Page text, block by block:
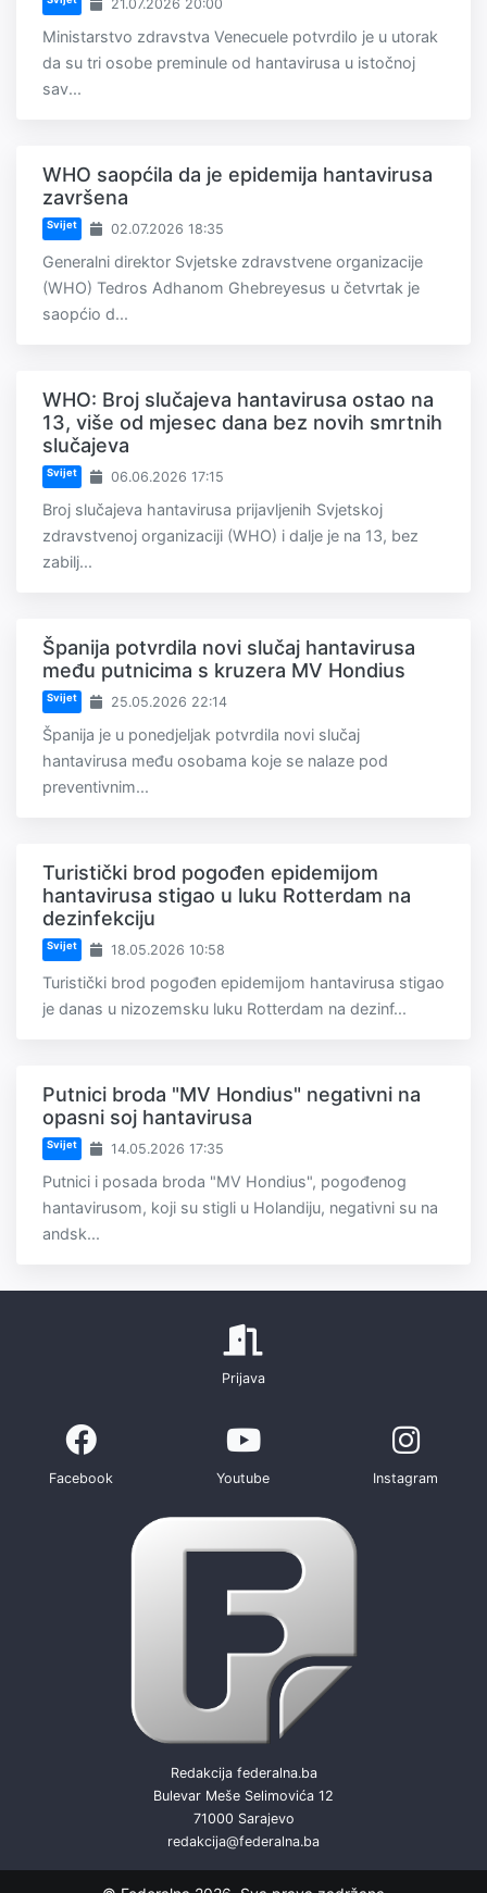
21.07.2026 20:00
Ministarstvo zdravstva Venecuele potvrdilo je u utorak
da su tri osobe preminule od hantavirusa u istočnoj
sav...
WHO saopćila da je epidemija hantavirusa
završena
Svijet 02.07.2026 18:35
Generalni direktor Svjetske zdravstvene organizacije
(WHO) Tedros Adhanom Ghebreyesus u četvrtak je
saopćio d...
WHO: Broj slučajeva hantavirusa ostao na
13, više od mjesec dana bez novih smrtnih
slučajeva
Svijet 06.06.2026 17:15
Broj slučajeva hantavirusa prijavljenih Svjetskoj
zdravstvenoj organizaciji (WHO) i dalje je na 13, bez
zabilj...
Španija potvrdila novi slučaj hantavirusa
među putnicima s kruzera MV Hondius
Svijet 25.05.2026 22:14
Španija je u ponedjeljak potvrdila novi slučaj
hantavirusa među osobama koje se nalaze pod
preventivnim...
Turistički brod pogođen epidemijom
hantavirusa stigao u luku Rotterdam na
dezinfekciju
Svijet 18.05.2026 10:58
Turistički brod pogođen epidemijom hantavirusa stigao
je danas u nizozemsku luku Rotterdam na dezinf...
Putnici broda "MV Hondius" negativni na
opasni soj hantavirusa
Svijet 14.05.2026 17:35
Putnici i posada broda "MV Hondius", pogođenog
hantavirusom, koji su stigli u Holandiju, negativni su na
andsk...
Prijava
Facebook Youtube Instagram
Redakcija federalna.ba
Bulevar Meše Selimovića 12
71000 Sarajevo
redakcija@federalna.ba